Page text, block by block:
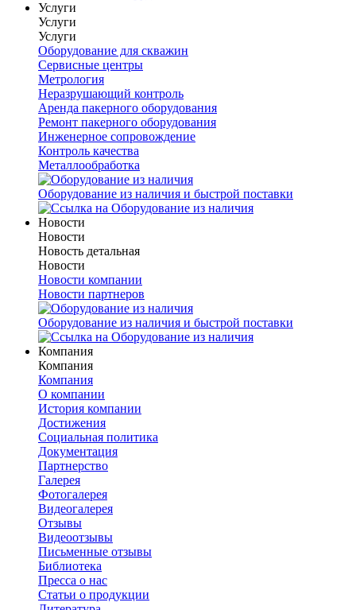
Услуги
Услуги
Услуги
Оборудование для скважин
Сервисные центры
Метрология
Неразрушающий контроль
Аренда пакерного оборудования
Ремонт пакерного оборудования
Инженерное сопровождение
Контроль качества
Металлообработка
Оборудование из наличия и быстрой поставки
Новости
Новости
Новость детальная
Новости
Новости компании
Новости партнеров
Оборудование из наличия и быстрой поставки
Компания
Компания
Компания
О компании
История компании
Достижения
Социальная политика
Документация
Партнерство
Галерея
Фотогалерея
Видеогалерея
Отзывы
Видеоотзывы
Письменные отзывы
Библиотека
Пресса о нас
Статьи о продукции